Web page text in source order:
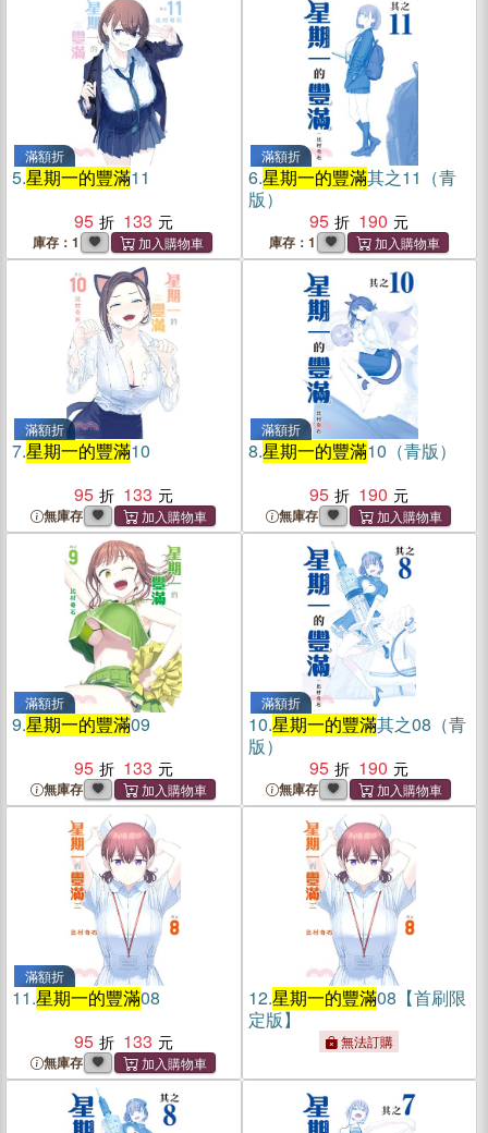
滿額折
5.星期一的豐滿11
95
133
庫存：1
滿額折
6.星期一的豐滿其之11（青
版）
95
190
庫存：1
滿額折
7.星期一的豐滿10
95
133
無庫存
滿額折
8.星期一的豐滿10（青版）
95
190
無庫存
滿額折
9.星期一的豐滿09
95
133
無庫存
滿額折
10.星期一的豐滿其之08（青
版）
95
190
無庫存
滿額折
11.星期一的豐滿08
95
133
無庫存
12.星期一的豐滿08【首刷限
定版】
無法訂購